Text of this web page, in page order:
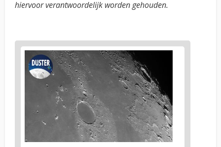
hiervoor verantwoordelijk worden gehouden.
News
image
1